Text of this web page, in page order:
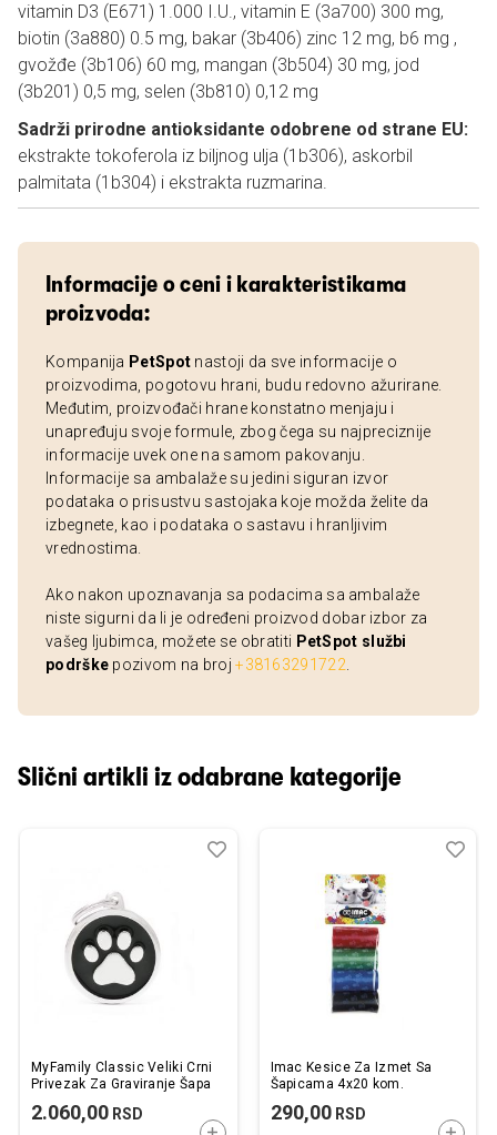
vitamin D3 (E671) 1.000 I.U., vitamin E (3a700) 300 mg,
biotin (3a880) 0.5 mg, bakar (3b406) zinc 12 mg, b6 mg ,
gvožđe (3b106) 60 mg, mangan (3b504) 30 mg, jod
(3b201) 0,5 mg, selen (3b810) 0,12 mg
Sadrži prirodne antioksidante odobrene od strane EU:
ekstrakte tokoferola iz biljnog ulja (1b306), askorbil
palmitata (1b304) i ekstrakta ruzmarina.
Informacije o ceni i karakteristikama
proizvoda:
Kompanija PetSpot nastoji da sve informacije o
proizvodima, pogotovu hrani, budu redovno ažurirane.
Međutim, proizvođači hrane konstatno menjaju i
unapređuju svoje formule, zbog čega su najpreciznije
informacije uvek one na samom pakovanju.
Informacije sa ambalaže su jedini siguran izvor
podataka o prisustvu sastojaka koje možda želite da
izbegnete, kao i podataka o sastavu i hranljivim
vrednostima.
Ako nakon upoznavanja sa podacima sa ambalaže
niste sigurni da li je određeni proizvod dobar izbor za
vašeg ljubimca, možete se obratiti PetSpot službi
podrške pozivom na broj+38163291722
Slični artikli iz odabrane kategorije
MyFamily Classic Veliki Crni
Privezak Za Graviranje Šapa
2.060,00 RSD
Dodaj
Uporedi
Imac Kesice Za Izmet Sa
Šapicama 4x20 kom.
290,00RSD